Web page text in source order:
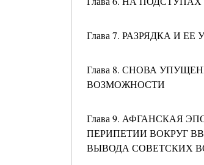
Глава 7. РАЗРЯДКА И ЕЕ
Глава 8. СНОВА
ВОЗМОЖНОСТИ
Глава 9. АФГАНСКАЯ
ПЕРИПЕТИИ ВОКРУГ
ВЫВОДА СОВЕТСКИХ